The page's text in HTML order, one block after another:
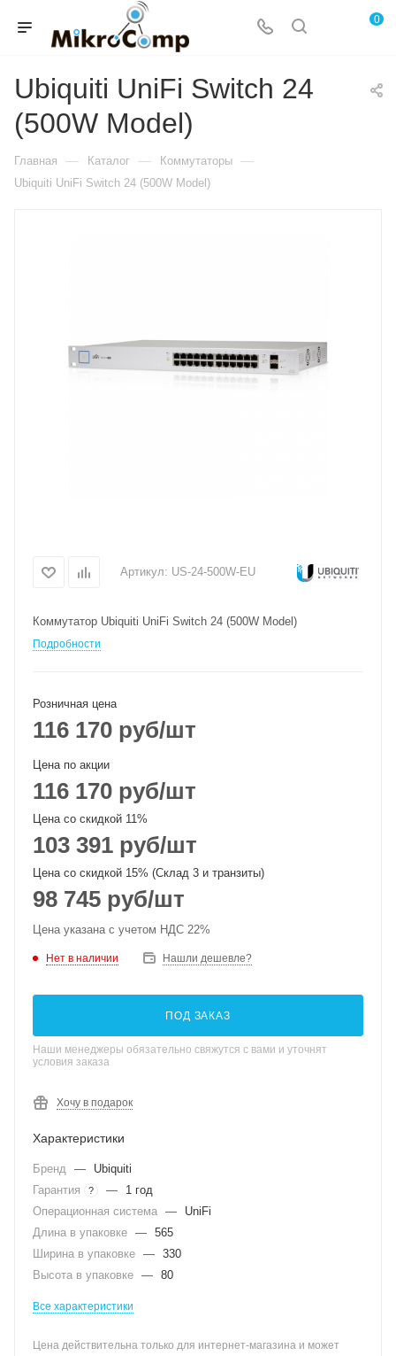
0
Ubiquiti UniFi Switch 24
(500W Model)
Главная — Каталог — Коммутаторы —
Ubiquiti UniFi Switch 24 (500W Model)
Артикул: US-24-500W-EU
Коммутатор Ubiquiti UniFi Switch 24 (500W Model)
Подробности
Розничная цена
116 170 руб/шт
Цена по акции
116 170 руб/шт
Цена со скидкой 11%
103 391 руб/шт
Цена со скидкой 15% (Склад 3 и транзиты)
98 745 руб/шт
Цена указана с учетом НДС 22%
Нет в наличии Нашли дешевле?
ПОД ЗАКАЗ
Наши менеджеры обязательно свяжутся с вами и уточнят
условия заказа
Хочу в подарок
Характеристики
Бренд —
Ubiquiti
Гарантия
? —
1 год
Операционная система —
UniFi
Длина в упаковке — 565
Ширина в упаковке — 330
Высота в упаковке — 80
Все характеристики
Цена действительна только для интернет-магазина и может